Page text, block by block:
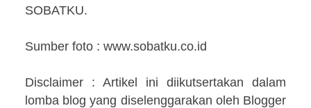
SOBATKU.
Sumber foto : www.sobatku.co.id
Disclaimer : Artikel ini diikutsertakan dalam
lomba blog yang diselenggarakan oleh Blogger